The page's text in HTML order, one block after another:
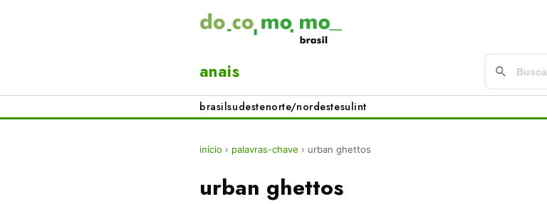
anais
brasilsudestenorte/nordestesulint
início › palavras-chave › urban ghettos
urban ghettos